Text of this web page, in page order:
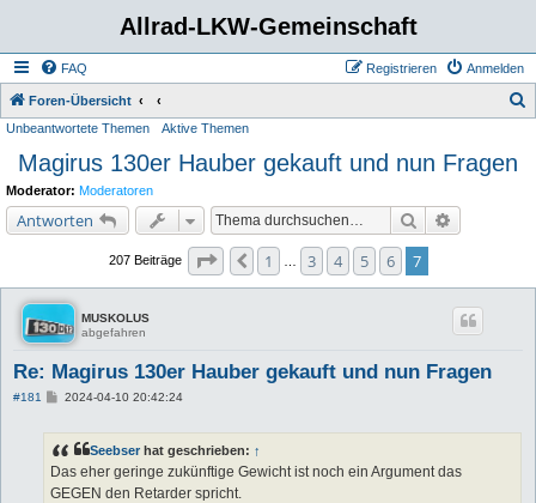
Allrad-LKW-Gemeinschaft
FAQ Anmelden
Registrieren
Foren-Übersicht
Unbeantwortete Themen Aktive Themen
Magirus 130er Hauber gekauft und nun Fragen
Moderator: Moderatoren
Antworten Suche
207 Beiträge Seite von
Vorherige
1 3 4 5 6 7
MUSKOLUS
abgefahren
Re: Magirus 130er Hauber gekauft und nun Fragen
#181
B
r
a
2024-04-10 20:42:24
Seebser hat geschrieben: ↑
Das eher geringe zukünftige Gewicht ist noch ein Argument das
GEGEN den Retarder spricht.